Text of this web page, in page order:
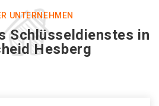
UNTERNEHMEN
Schlüsseldienstes in
Hesberg